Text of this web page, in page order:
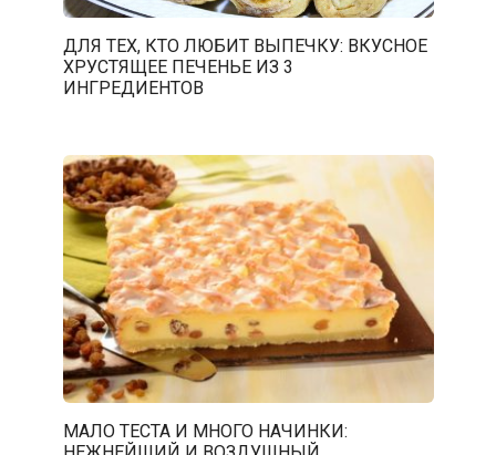
ДЛЯ ТЕХ, КТО ЛЮБИТ ВЫПЕЧКУ: ВКУСНОЕ
ХРУСТЯЩЕЕ ПЕЧЕНЬЕ ИЗ 3
ИНГРЕДИЕНТОВ
МАЛО ТЕСТА И МНОГО НАЧИНКИ: